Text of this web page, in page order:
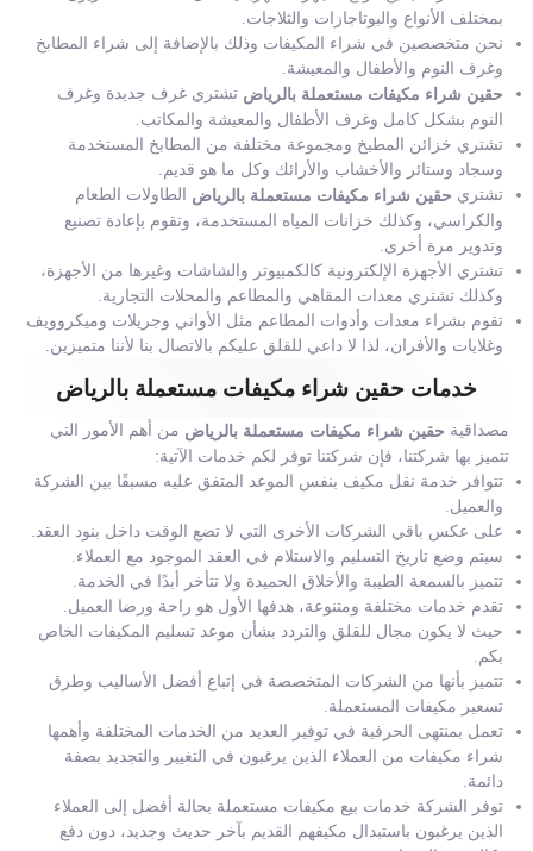
بمختلف الأنواع والبوتاجازات والثلاجات.
نحن متخصصين في شراء المكيفات وذلك بالإضافة إلى شراء المطابخ
وغرف النوم والأطفال والمعيشة.
حقين شراء مكيفات مستعملة بالرياض تشتري غرف جديدة وغرف
النوم بشكل كامل وغرف الأطفال والمعيشة والمكاتب.
تشتري خزائن المطبخ ومجموعة مختلفة من المطابخ المستخدمة
وسجاد وستائر والأخشاب والأرائك وكل ما هو قديم.
تشتري حقين شراء مكيفات مستعملة بالرياض الطاولات الطعام
والكراسي، وكذلك خزانات المياه المستخدمة، وتقوم بإعادة تصنيع
وتدوير مرة أخرى.
تشتري الأجهزة الإلكترونية كالكمبيوتر والشاشات وغيرها من الأجهزة،
وكذلك تشتري معدات المقاهي والمطاعم والمحلات التجارية.
تقوم بشراء معدات وأدوات المطاعم مثل الأواني وجريلات وميكروويف
وغلايات والأفران، لذا لا داعي للقلق عليكم بالاتصال بنا لأننا متميزين.
خدمات حقين شراء مكيفات مستعملة بالرياض
مصداقية حقين شراء مكيفات مستعملة بالرياض من أهم الأمور التي
تتميز بها شركتنا، فإن شركتنا توفر لكم خدمات الآتية:
تتوافر خدمة نقل مكيف بنفس الموعد المتفق عليه مسبقًا بين الشركة
والعميل.
على عكس باقي الشركات الأخرى التي لا تضع الوقت داخل بنود العقد.
سيتم وضع تاريخ التسليم والاستلام في العقد الموجود مع العملاء.
تتميز بالسمعة الطيبة والأخلاق الحميدة ولا تتأخر أبدًا في الخدمة.
تقدم خدمات مختلفة ومتنوعة، هدفها الأول هو راحة ورضا العميل.
حيث لا يكون مجال للقلق والتردد بشأن موعد تسليم المكيفات الخاص
بكم.
تتميز بأنها من الشركات المتخصصة في إتباع أفضل الأساليب وطرق
تسعير مكيفات المستعملة.
تعمل بمنتهى الحرفية في توفير العديد من الخدمات المختلفة وأهمها
شراء مكيفات من العملاء الذين يرغبون في التغيير والتجديد بصفة
دائمة.
توفر الشركة خدمات بيع مكيفات مستعملة بحالة أفضل إلى العملاء
الذين يرغبون باستبدال مكيفهم القديم بآخر حديث وجديد، دون دفع